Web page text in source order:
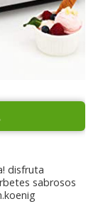
disfruta
sabrosos